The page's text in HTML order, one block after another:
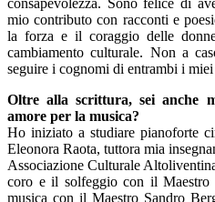
consapevolezza. Sono felice di
mio contributo con racconti e
la forza e il coraggio delle
cambiamento culturale. Non a
seguire i cognomi di entrambi i
Oltre alla scrittura, sei anche
amore per la musica?
Ho iniziato a studiare pianoforte
Eleonora Raota, tuttora mia
Associazione Culturale
coro e il solfeggio con il Maestro
musica con il Maestro Sandro